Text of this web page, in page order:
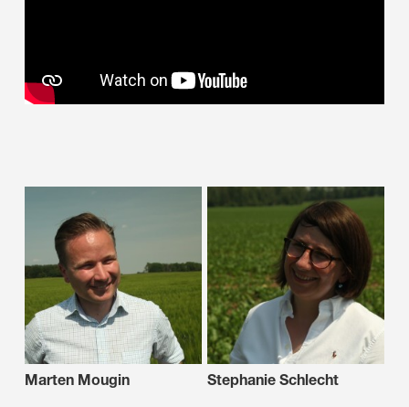
Marten Mougin Stephanie Schlecht